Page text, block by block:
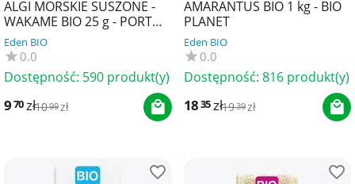
ALGI MORSKIE SUSZONE -
WAKAME BIO 25 g - PORTO
MUINOS
Eden BIO
0.0
Dostępność: 590 produkt(y)
970zł1099zł
AMARANTUS BIO 1 kg - BIO
PLANET
Eden BIO
0.0
Dostępność: 816 produkt(y)
1835zł1939zł